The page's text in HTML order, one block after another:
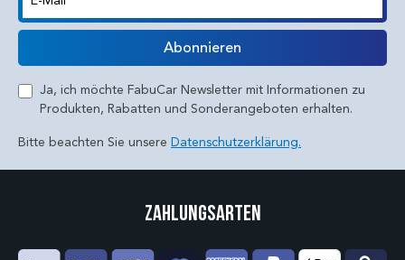
E-Mail
Abonnieren
Ja, ich möchte FabuCar Newsletter mit Informationen zu
Produkten, Rabatten und Sonderangeboten erhalten.
Bitte beachten Sie unsere Datenschutzerklärung.
Zahlungsarten